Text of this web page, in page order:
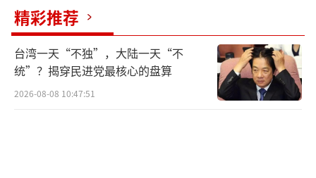
精彩推荐
台湾一天“不独”，大陆一天“不
统”？揭穿民进党最核心的盘算
2026-08-08 10:47:51